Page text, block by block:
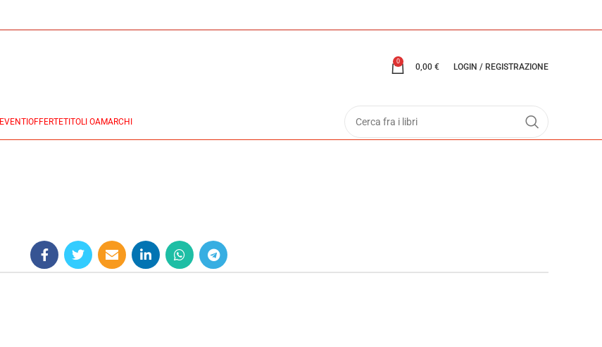
0
0,00 € LOGIN / REGISTRAZIONE
EVENTI OFFERTETITOLI OAMARCHI